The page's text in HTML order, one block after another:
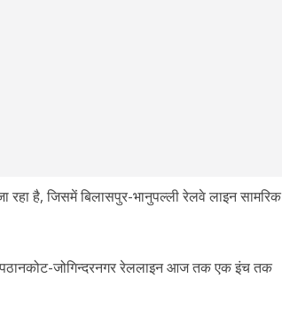
रहा है, जिसमें बिलासपुर-भानुपल्ली रेलवे लाइन सामरिक
पठानकोट-जोगिन्दरनगर रेललाइन आज तक एक इंच तक